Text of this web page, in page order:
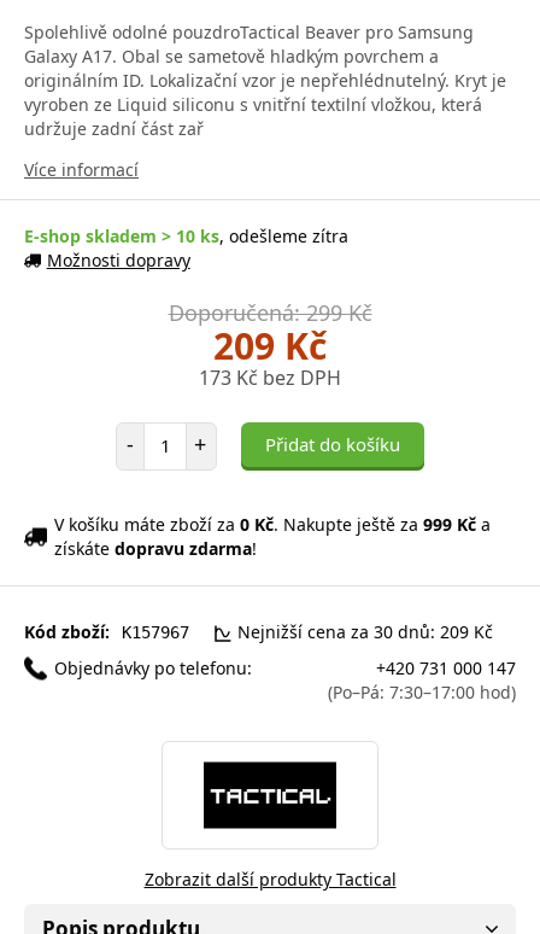
Spolehlivě odolné pouzdroTactical Beaver pro Samsung
Galaxy A17. Obal se sametově hladkým povrchem a
originálním ID. Lokalizační vzor je nepřehlédnutelný. Kryt je
vyroben ze Liquid siliconu s vnitřní textilní vložkou, která
udržuje zadní část zař
Více informací
E-shop skladem > 10 ks, odešleme zítra
Možnosti dopravy
Doporučená: 299 Kč
209 Kč
173 Kč bez DPH
- Počet položek
+ Přidat do košíku
V košíku máte zboží za 0 Kč. Nakupte ještě za 999 Kč a
získáte dopravu zdarma!
Kód zboží: K157967
Nejnižší cena za 30 dnů: 209 Kč
Objednávky po telefonu:
+420 731 000 147
(Po–Pá: 7:30–17:00 hod)
Zobrazit další produkty Tactical
Popis produktu